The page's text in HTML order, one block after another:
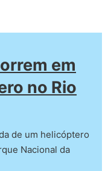
em
no Rio
de um helicóptero
Nacional da